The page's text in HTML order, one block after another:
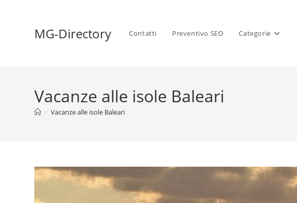
MG-Directory Contatti Preventivo SEO Categorie
Vacanze alle isole Baleari
> Vacanze alle isole Baleari